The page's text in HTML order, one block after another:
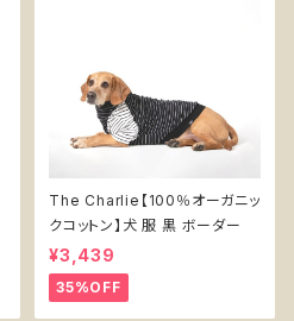
The Charlie【100％オーガニッ
クコットン】犬 服 黒 ボーダー
¥3,439
35%OFF